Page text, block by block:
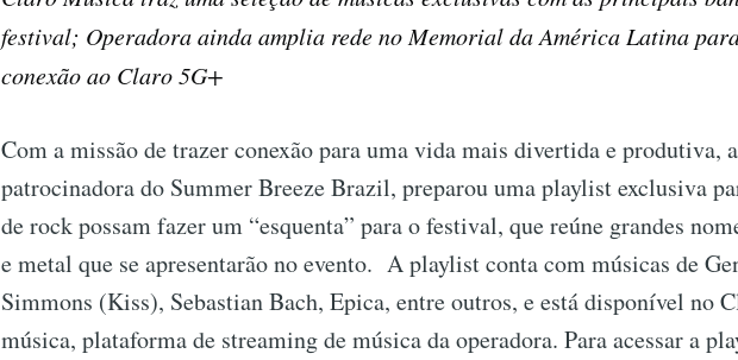
festival; Operadora ainda amplia rede no Memorial da América Latina
conexão ao Claro 5G+
Com a missão de trazer conexão para uma vida mais divertida e produtiva,
patrocinadora do Summer Breeze Brazil, preparou uma playlist exclusiva
de rock possam fazer um “esquenta” para o festival, que reúne grandes
e metal que se apresentarão no evento. A playlist conta com músicas de
Simmons (Kiss), Sebastian Bach, Epica, entre outros, e está disponível no
música, plataforma de streaming de música da operadora. Para acessar a